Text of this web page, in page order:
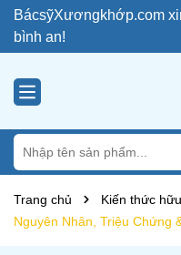
BácsỹXươngkhớp.com
bình an!
Trang chủ Kiến thức
Nguyên Nhân, Triệu Chứng